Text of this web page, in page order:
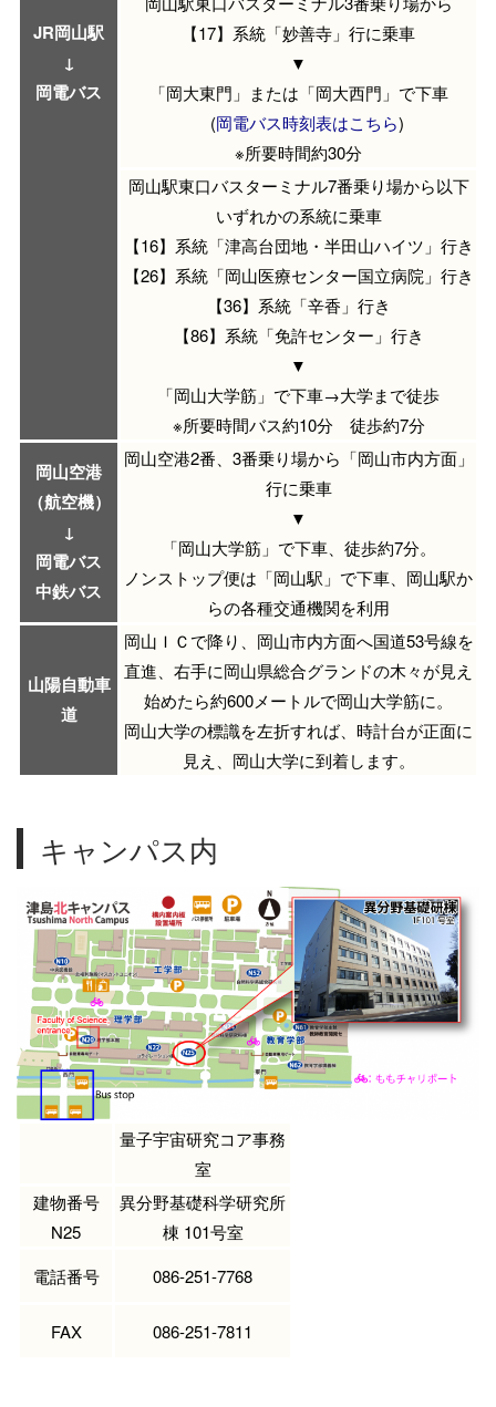
JR岡山駅
↓
岡電バス
【17】系統「妙善寺」行に乗車
▼
「岡大東門」または「岡大西門」で下車
(岡電バス時刻表はこちら)
※所要時間約30分
岡山駅東口バスターミナル7番乗り場から以下
いずれかの系統に乗車
【16】系統「津高台団地・半田山ハイツ」行き
【26】系統「岡山医療センター国立病院」行き
【36】系統「辛香」行き
【86】系統「免許センター」行き
▼
「岡山大学筋」で下車→大学まで徒歩
※所要時間バス約10分 徒歩約7分
岡山空港
（航空機）
↓
岡電バス
中鉄バス
岡山空港2番、3番乗り場から「岡山市内方面」
行に乗車
▼
「岡山大学筋」で下車、徒歩約7分。
ノンストップ便は「岡山駅」で下車、岡山駅か
らの各種交通機関を利用
山陽自動車
道
岡山ＩＣで降り、岡山市内方面へ国道53号線を
直進、右手に岡山県総合グランドの木々が見え
始めたら約600メートルで岡山大学筋に。
岡山大学の標識を左折すれば、時計台が正面に
見え、岡山大学に到着します。
キャンパス内
量子宇宙研究コア事務
室
建物番号
N25
異分野基礎科学研究所
棟 101号室
電話番号
086-251-7768
FAX 086-251-7811